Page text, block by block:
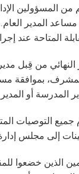
المسؤولين
المدير
بموافقة